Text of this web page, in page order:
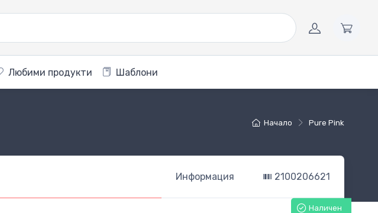
Любими продукти Шаблони
Начало Pure Pink
Информация 2100206621
Наличен